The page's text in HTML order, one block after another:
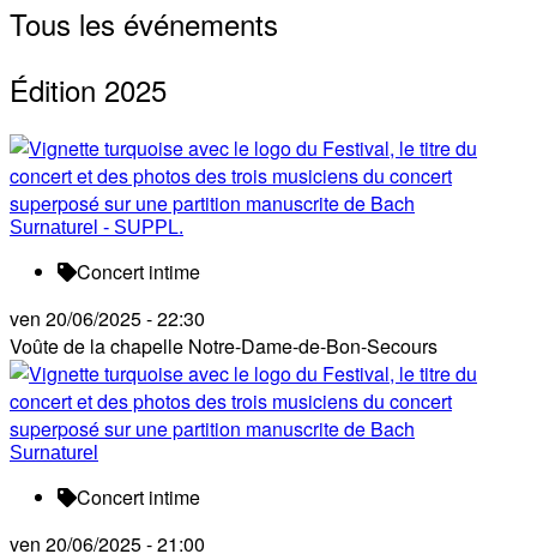
Tous les événements
Édition 2025
Surnaturel - SUPPL.
Concert intime
ven 20/06/2025 - 22:30
Voûte de la chapelle Notre-Dame-de-Bon-Secours
Surnaturel
Concert intime
ven 20/06/2025 - 21:00